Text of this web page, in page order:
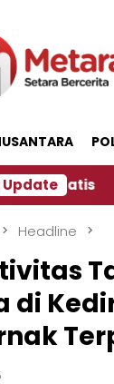
UpdateJember
Headline
di